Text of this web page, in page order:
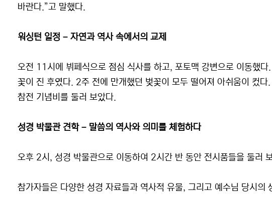
바란다.”고 말했다.
워싱턴 일정 – 자연과 역사 속에서의 교제
오전 11시에 뷔페식으로 점심 식사를 하고, 포토맥 강변으로 이동했
꽃이 진 후였다. 2주 전에 만개했던 벚꽃이 모두 떨어져 아쉬움이
참전 기념비를 둘러 보았다.
성경 박물관 견학 – 말씀의 역사와 의미를 체험하다
오후 2시, 성경 박물관으로 이동하여 2시간 반 동안 전시품들을 둘러
참가자들은 다양한 성경 자료들과 역사적 유물, 그리고 예수님 당시의